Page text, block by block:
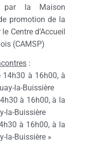
par la Maison
promotion de la
Centre d’Accueil
(CAMSP)
:
à 16h00, à
la-Buissière
à 16h00, à la
la-Buissière
à 16h00, à la
la-Buissière »